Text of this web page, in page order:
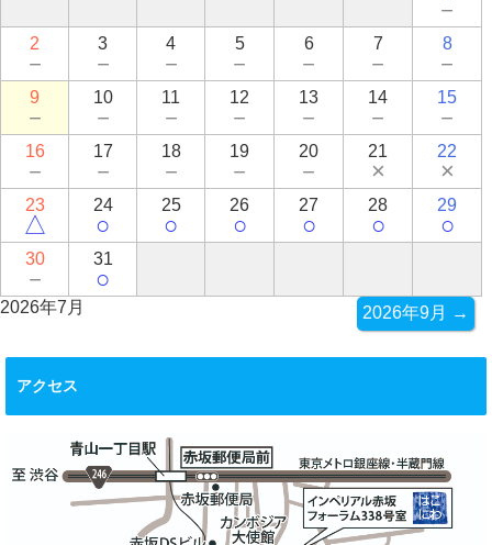
－
2
－
3
－
4
－
5
－
6
－
7
－
8
－
9
－
10
－
11
－
12
－
13
－
14
－
15
－
16
－
17
－
18
－
19
－
20
－
21
×
22
×
23
△
24
○
25
○
26
○
27
○
28
○
29
○
30
－
31
○
2026年7月 2026年9月 →
アクセス